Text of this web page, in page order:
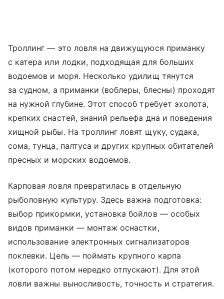
Троллинг — это ловля на движущуюся приманку
с катера или лодки, подходящая для больших
водоемов и моря. Несколько удилищ тянутся
за судном, а приманки (воблеры, блесны) проходят
на нужной глубине. Этот способ требует эхолота,
крепких снастей, знаний рельефа дна и поведения
хищной рыбы. На троллинг ловят щуку, судака,
сома, тунца, палтуса и других крупных обитателей
пресных и морских водоемов.
Карповая ловля превратилась в отдельную
рыболовную культуру. Здесь важна подготовка:
выбор прикормки, установка бойлов — особых
видов приманки — монтаж оснастки,
использование электронных сигнализаторов
поклевки. Цель — поймать крупного карпа
(которого потом нередко отпускают). Для этой
ловли важны выносливость, точность и стратегия.